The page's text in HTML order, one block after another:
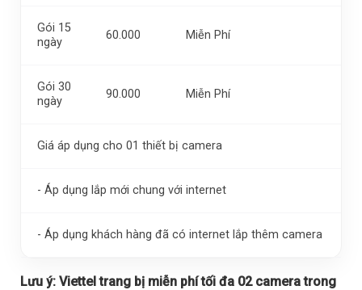
Gói 15
ngày
60.000 Miễn Phí
Gói 30
ngày
90.000 Miễn Phí
Giá áp dụng cho 01 thiết bị camera
- Áp dụng lắp mới chung với internet
- Áp dụng khách hàng đã có internet lắp thêm camera
Lưu ý: Viettel trang bị miễn phí tối đa 02 camera trong